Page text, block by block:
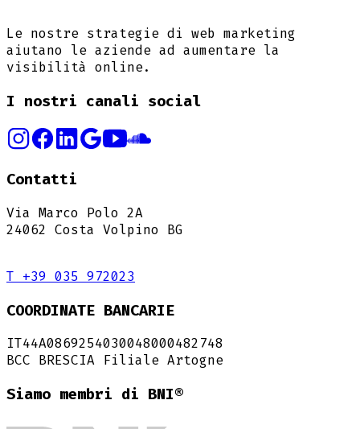
Le nostre strategie di web marketing
aiutano le aziende ad aumentare la
visibilità online.
I nostri canali social
Contatti
Via Marco Polo 2A
24062 Costa Volpino BG
T +39 035 972023
COORDINATE BANCARIE
IT44A0869254030048000482748
BCC BRESCIA Filiale Artogne
Siamo membri di BNI®